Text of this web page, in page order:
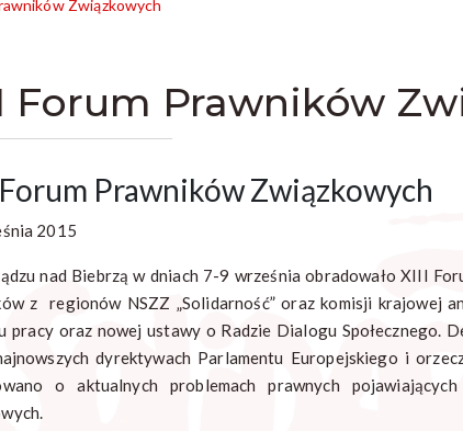
Związkowych
Forum Prawników
Prawników Związkowych
2015
nad Biebrzą w dniach 7-9 września obradowało XIII
z regionów NSZZ „Solidarność” oraz komisji krajowej
pracy oraz nowej ustawy o Radzie Dialogu Społecznego.
dyrektywach Parlamentu Europejskiego i
o aktualnych problemach prawnych